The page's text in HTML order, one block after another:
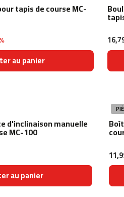
tapis de course MC-
au panier
d'inclinaison manuelle
MC-100
au panier